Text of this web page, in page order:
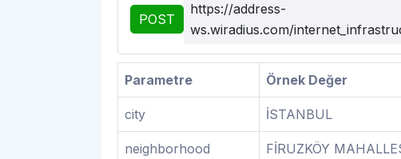
POST
https://address-
ws.wiradius.com/
Parametre Örnek Değer
city İSTANBUL
neighborhood FİRUZKÖY